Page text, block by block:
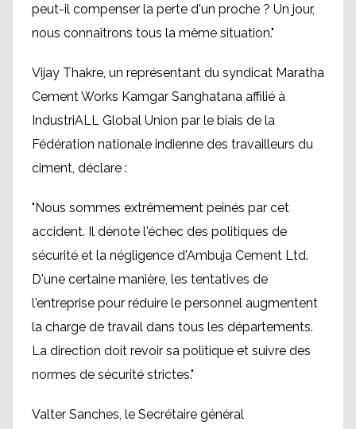
peut-il compenser la perte d'un proche ? Un jour,
nous connaîtrons tous la même situation."
Vijay Thakre, un représentant du syndicat Maratha
Cement Works Kamgar Sanghatana affilié à
IndustriALL Global Union par le biais de la
Fédération nationale indienne des travailleurs du
ciment, déclare :
"Nous sommes extrêmement peinés par cet
accident. Il dénote l'échec des politiques de
sécurité et la négligence d'Ambuja Cement Ltd.
D'une certaine manière, les tentatives de
l'entreprise pour réduire le personnel augmentent
la charge de travail dans tous les départements.
La direction doit revoir sa politique et suivre des
normes de sécurité strictes."
Valter Sanches, le Secrétaire général